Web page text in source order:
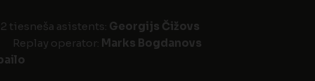
2 tiesneša asistents: Georgijs Čižovs
Replay operator: Marks Bogdanovs